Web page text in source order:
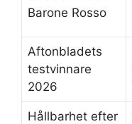
Barone Rosso
Aftonbladets
testvinnare
2026
Hållbarhet efter